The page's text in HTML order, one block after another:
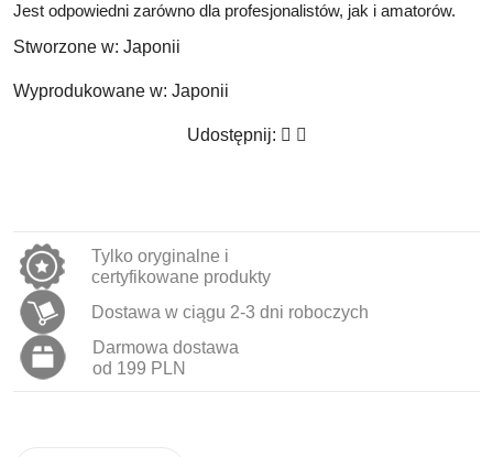
Jest odpowiedni zarówno dla profesjonalistów, jak i amatorów.
Stworzone w: Japonii
Wyprodukowane w: Japonii
Udostępnij:
Tylko oryginalne i
certyfikowane produkty
Dostawa w ciągu 2-3 dni roboczych
Darmowa dostawa
od 199 PLN